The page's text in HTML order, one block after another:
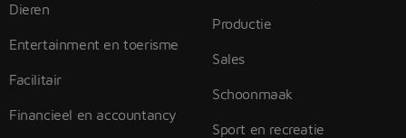
Dieren
Entertainment en toerisme
Facilitair
Financieel en accountancy
Productie
Sales
Schoonmaak
Sport en recreatie